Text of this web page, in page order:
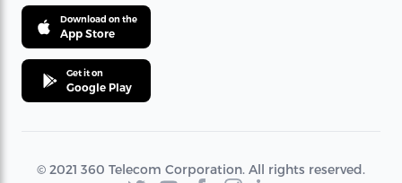
Download on the
App Store
Get it on
Google Play
© 2021 360 Telecom Corporation. All rights reserved.